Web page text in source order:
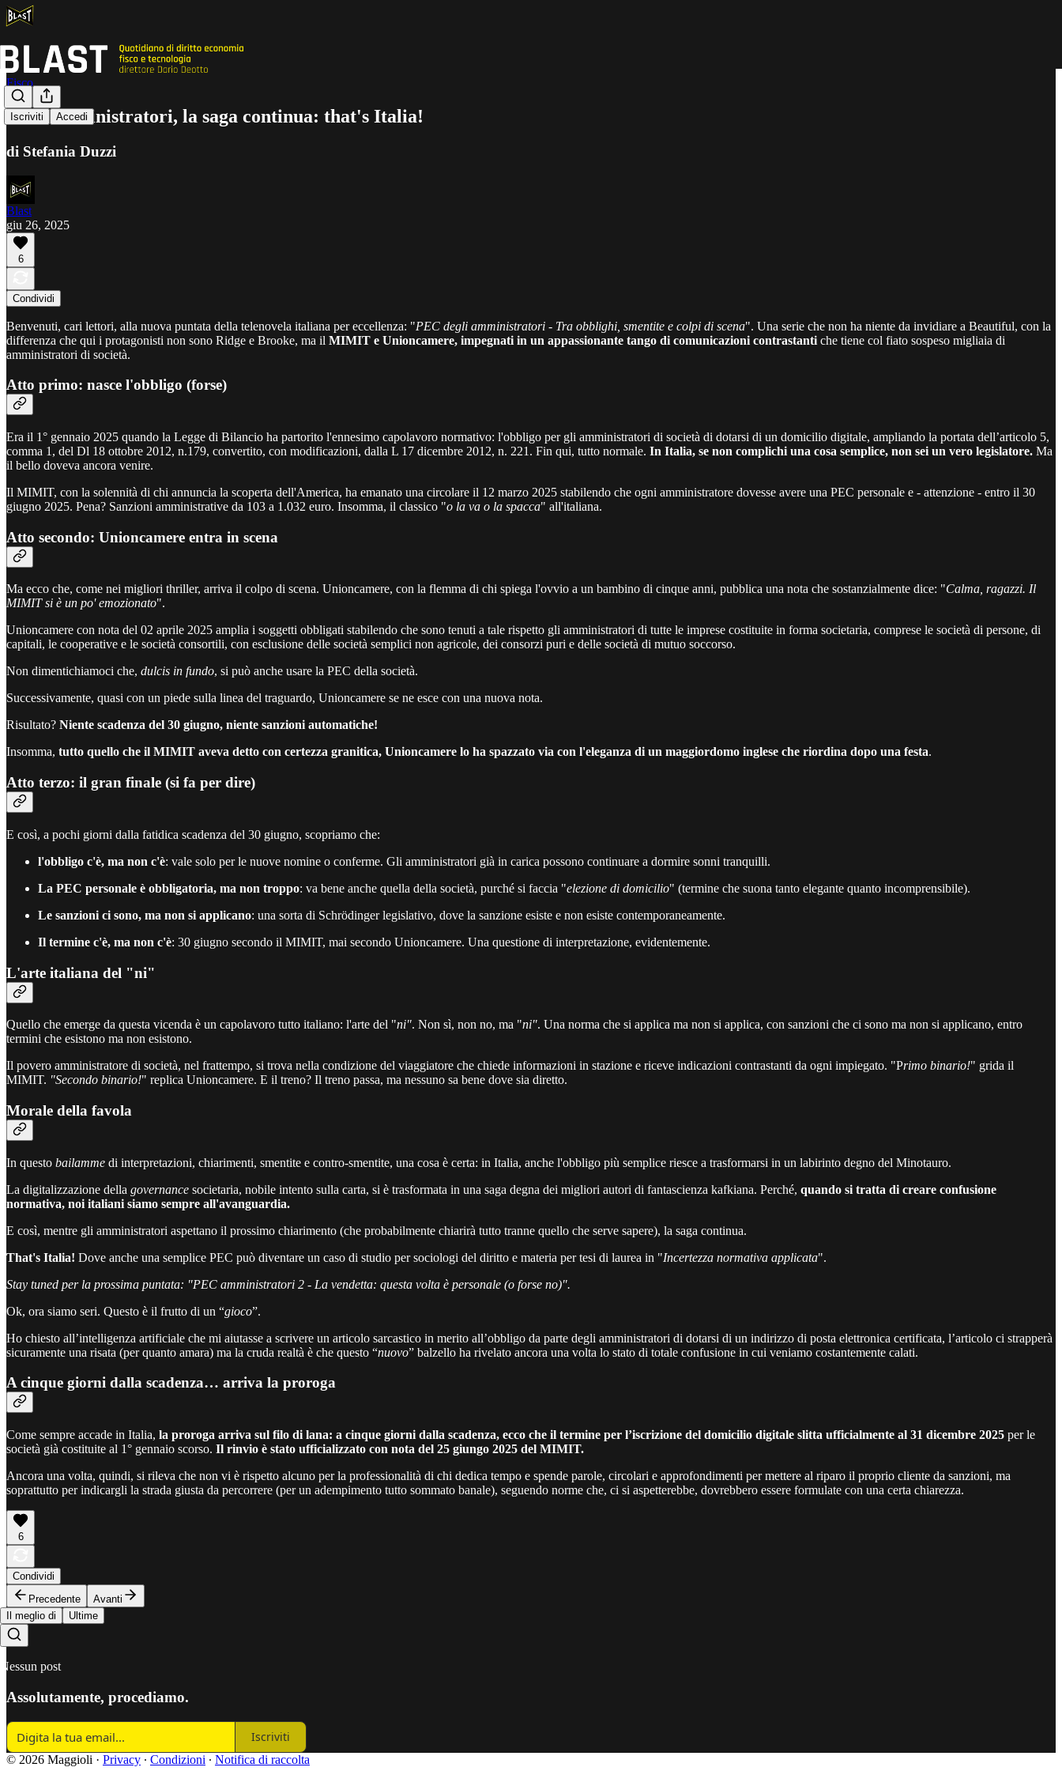
Iscriviti Accedi
Fisco
PEC amministratori, la saga continua: that's Italia!
di Stefania Duzzi
Blast
giu 26, 2025
6
Condividi
Benvenuti, cari lettori, alla nuova puntata della telenovela italiana per eccellenza: "PEC degli amministratori - Tra obblighi, smentite e colpi di scena". Una serie che non ha niente da invidiare a Beautiful, con la
differenza che qui i protagonisti non sono Ridge e Brooke, ma il MIMIT e Unioncamere, impegnati in un appassionante tango di comunicazioni contrastanti che tiene col fiato sospeso migliaia di
amministratori di società.
Atto primo: nasce l'obbligo (forse)
Era il 1° gennaio 2025 quando la Legge di Bilancio ha partorito l'ennesimo capolavoro normativo: l'obbligo per gli amministratori di società di dotarsi di un domicilio digitale, ampliando la portata dell’articolo 5,
comma 1, del Dl 18 ottobre 2012, n.179, convertito, con modificazioni, dalla L 17 dicembre 2012, n. 221. Fin qui, tutto normale. In Italia, se non complichi una cosa semplice, non sei un vero legislatore. Ma
il bello doveva ancora venire.
Il MIMIT, con la solennità di chi annuncia la scoperta dell'America, ha emanato una circolare il 12 marzo 2025 stabilendo che ogni amministratore dovesse avere una PEC personale e - attenzione - entro il 30
giugno 2025. Pena? Sanzioni amministrative da 103 a 1.032 euro. Insomma, il classico "o la va o la spacca" all'italiana.
Atto secondo: Unioncamere entra in scena
Ma ecco che, come nei migliori thriller, arriva il colpo di scena. Unioncamere, con la flemma di chi spiega l'ovvio a un bambino di cinque anni, pubblica una nota che sostanzialmente dice: "Calma, ragazzi. Il
MIMIT si è un po' emozionato".
Unioncamere con nota del 02 aprile 2025 amplia i soggetti obbligati stabilendo che sono tenuti a tale rispetto gli amministratori di tutte le imprese costituite in forma societaria, comprese le società di persone, di
capitali, le cooperative e le società consortili, con esclusione delle società semplici non agricole, dei consorzi puri e delle società di mutuo soccorso.
Non dimentichiamoci che, dulcis in fundo, si può anche usare la PEC della società.
Successivamente, quasi con un piede sulla linea del traguardo, Unioncamere se ne esce con una nuova nota.
Risultato? Niente scadenza del 30 giugno, niente sanzioni automatiche!
Insomma, tutto quello che il MIMIT aveva detto con certezza granitica, Unioncamere lo ha spazzato via con l'eleganza di un maggiordomo inglese che riordina dopo una festa.
Atto terzo: il gran finale (si fa per dire)
E così, a pochi giorni dalla fatidica scadenza del 30 giugno, scopriamo che:
l'obbligo c'è, ma non c'è: vale solo per le nuove nomine o conferme. Gli amministratori già in carica possono continuare a dormire sonni tranquilli.
La PEC personale è obbligatoria, ma non troppo: va bene anche quella della società, purché si faccia "elezione di domicilio" (termine che suona tanto elegante quanto incomprensibile).
Le sanzioni ci sono, ma non si applicano: una sorta di Schrödinger legislativo, dove la sanzione esiste e non esiste contemporaneamente.
Il termine c'è, ma non c'è: 30 giugno secondo il MIMIT, mai secondo Unioncamere. Una questione di interpretazione, evidentemente.
L'arte italiana del "ni"
Quello che emerge da questa vicenda è un capolavoro tutto italiano: l'arte del "ni". Non sì, non no, ma "ni". Una norma che si applica ma non si applica, con sanzioni che ci sono ma non si applicano, entro
termini che esistono ma non esistono.
Il povero amministratore di società, nel frattempo, si trova nella condizione del viaggiatore che chiede informazioni in stazione e riceve indicazioni contrastanti da ogni impiegato. "Primo binario!" grida il
MIMIT. "Secondo binario!" replica Unioncamere. E il treno? Il treno passa, ma nessuno sa bene dove sia diretto.
Morale della favola
In questo bailamme di interpretazioni, chiarimenti, smentite e contro-smentite, una cosa è certa: in Italia, anche l'obbligo più semplice riesce a trasformarsi in un labirinto degno del Minotauro.
La digitalizzazione della governance societaria, nobile intento sulla carta, si è trasformata in una saga degna dei migliori autori di fantascienza kafkiana. Perché, quando si tratta di creare confusione
normativa, noi italiani siamo sempre all'avanguardia.
E così, mentre gli amministratori aspettano il prossimo chiarimento (che probabilmente chiarirà tutto tranne quello che serve sapere), la saga continua.
That's Italia! Dove anche una semplice PEC può diventare un caso di studio per sociologi del diritto e materia per tesi di laurea in "Incertezza normativa applicata".
Stay tuned per la prossima puntata: "PEC amministratori 2 - La vendetta: questa volta è personale (o forse no)".
Ok, ora siamo seri. Questo è il frutto di un “gioco”.
Ho chiesto all’intelligenza artificiale che mi aiutasse a scrivere un articolo sarcastico in merito all’obbligo da parte degli amministratori di dotarsi di un indirizzo di posta elettronica certificata, l’articolo ci strapperà
sicuramente una risata (per quanto amara) ma la cruda realtà è che questo “nuovo” balzello ha rivelato ancora una volta lo stato di totale confusione in cui veniamo costantemente calati.
A cinque giorni dalla scadenza… arriva la proroga
Come sempre accade in Italia, la proroga arriva sul filo di lana: a cinque giorni dalla scadenza, ecco che il termine per l’iscrizione del domicilio digitale slitta ufficialmente al 31 dicembre 2025 per le
società già costituite al 1° gennaio scorso. Il rinvio è stato ufficializzato con nota del 25 giungo 2025 del MIMIT.
Ancora una volta, quindi, si rileva che non vi è rispetto alcuno per la professionalità di chi dedica tempo e spende parole, circolari e approfondimenti per mettere al riparo il proprio cliente da sanzioni, ma
soprattutto per indicargli la strada giusta da percorrere (per un adempimento tutto sommato banale), seguendo norme che, ci si aspetterebbe, dovrebbero essere formulate con una certa chiarezza.
6
Condividi
Precedente
Avanti
Il meglio di
Ultime
Nessun post
Assolutamente, procediamo.
Iscriviti
© 2026 Maggioli · Privacy ∙ Condizioni ∙ Notifica di raccolta